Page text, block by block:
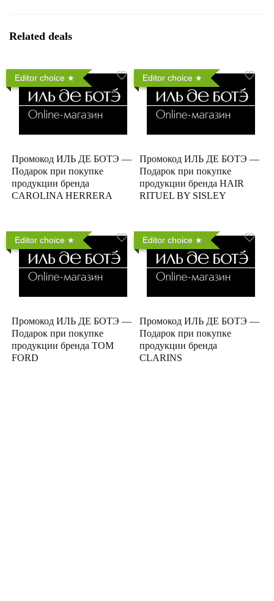
Related deals
Editor choice
Промокод ИЛЬ ДЕ БОТЭ —
Подарок при покупке
продукции бренда
CAROLINA HERRERA
Editor choice
Промокод ИЛЬ ДЕ БОТЭ —
Подарок при покупке
продукции бренда HAIR
RITUEL BY SISLEY
Editor choice
Промокод ИЛЬ ДЕ БОТЭ —
Подарок при покупке
продукции бренда TOM
FORD
Editor choice
Промокод ИЛЬ ДЕ БОТЭ —
Подарок при покупке
продукции бренда
CLARINS